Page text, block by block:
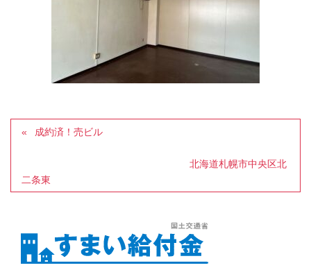
成約済！売ビル
北海道札幌市中央区北
二条東